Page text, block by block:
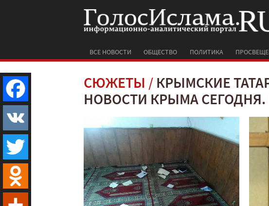
ВСЕ НОВОСТИ ОБЩЕСТВО ПОЛИТИКА
СЮЖЕТЫ
КРЫМСКИЕ
НОВОСТИ КРЫМА
Facebook
VK
Twitter
Odnoklassniki